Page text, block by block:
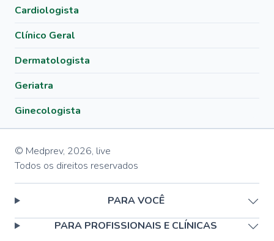
Cardiologista
Clínico Geral
Dermatologista
Geriatra
Ginecologista
© Medprev, 2026, live
Todos os direitos reservados
PARA VOCÊ
PARA PROFISSIONAIS E CLÍNICAS